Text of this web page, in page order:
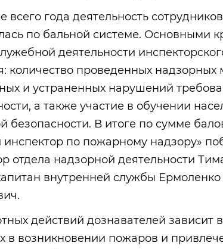
всего года деятельность
по бальной системе. Основными
деятельности
количество проведенных надзорных
и устраненных нарушений
а также участие в обучении
безопасности. В итоге по сумме
по пожарному надзору»
отдела надзорной деятельности
внутренней службы
действий дознавателей зависит
в возникновении пожаров и